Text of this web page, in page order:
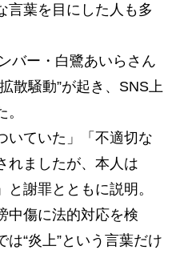
言葉を目にした人も多
バー・白鷺あいらさん
散騒動”が起き、SNS上
いていた」「不適切な
れましたが、本人は
と謝罪とともに説明。
中傷に法的対応を検
“炎上”という言葉だけ